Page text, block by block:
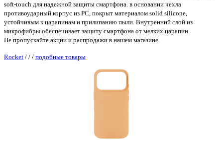
soft-touch для надежной защиты смартфона. в основании чехла
противоударный корпус из PC, покрыт материалом solid silicone,
устойчивым к царапинам и прилипанию пыли. Внутренний слой из
микрофибры обеспечивает защиту смартфона от мелких царапин.
Не пропускайте акции и распродажи в нашем магазине.
Rocket / / / подобные товары